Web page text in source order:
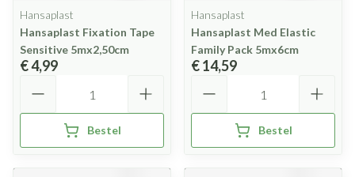
Hansaplast
Hansaplast Fixation Tape
Sensitive 5mx2,50cm
€ 4,99
Bestel
Hansaplast
Hansaplast Med Elastic
Family Pack 5mx6cm
€ 14,59
Bestel